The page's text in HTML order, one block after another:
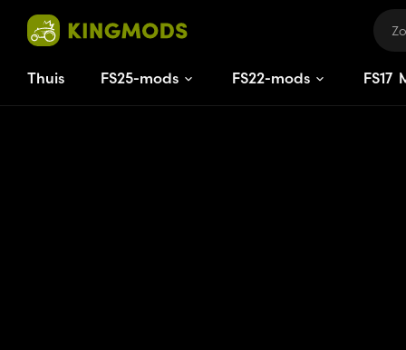
Thuis FS25-mods FS22-mods FS17